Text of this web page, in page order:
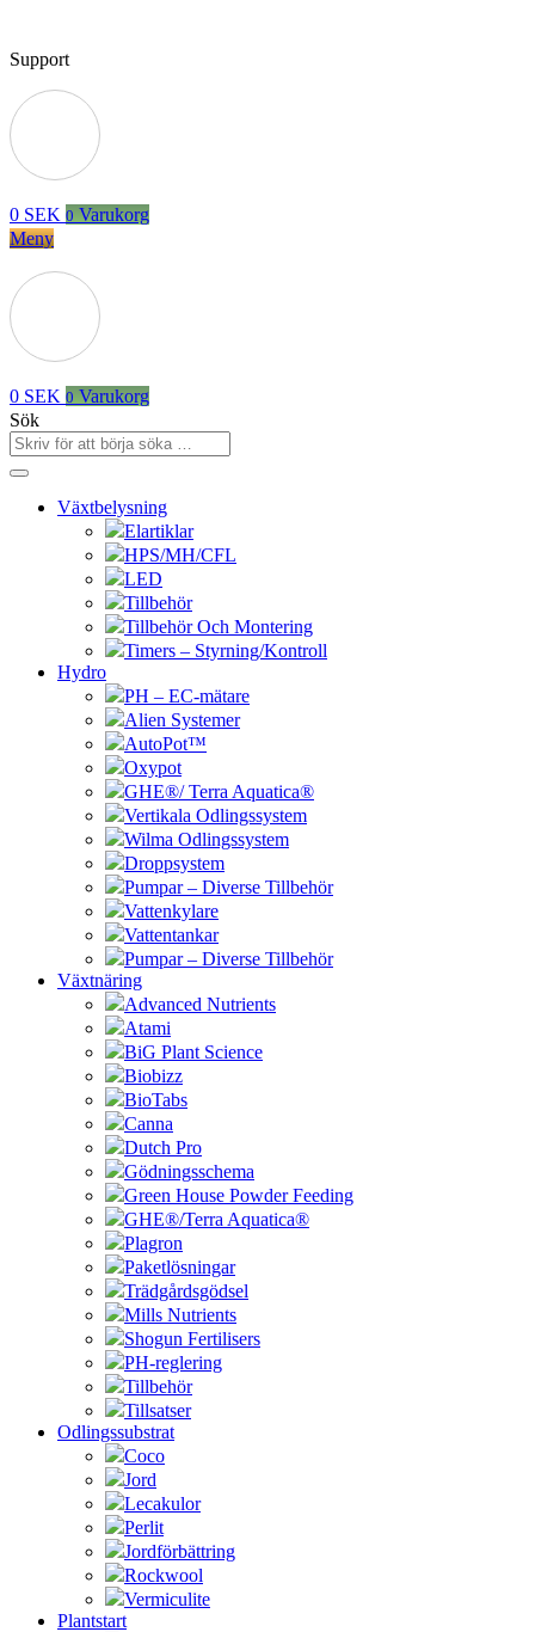
Support
0 SEK 0 Varukorg
Meny
0 SEK 0 Varukorg
Sök
Växtbelysning
Elartiklar
HPS/MH/CFL
LED
Tillbehör
Tillbehör Och Montering
Timers – Styrning/Kontroll
Hydro
PH – EC-mätare
Alien Systemer
AutoPot™
Oxypot
GHE®/ Terra Aquatica®
Vertikala Odlingssystem
Wilma Odlingssystem
Droppsystem
Pumpar – Diverse Tillbehör
Vattenkylare
Vattentankar
Pumpar – Diverse Tillbehör
Växtnäring
Advanced Nutrients
Atami
BiG Plant Science
Biobizz
BioTabs
Canna
Dutch Pro
Gödningsschema
Green House Powder Feeding
GHE®/Terra Aquatica®
Plagron
Paketlösningar
Trädgårdsgödsel
Mills Nutrients
Shogun Fertilisers
PH-reglering
Tillbehör
Tillsatser
Odlingssubstrat
Coco
Jord
Lecakulor
Perlit
Jordförbättring
Rockwool
Vermiculite
Plantstart